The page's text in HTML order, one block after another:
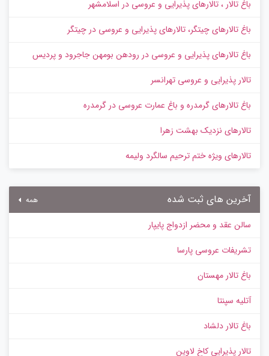
باغ تالار ، تالارهای پذیرایی و عروسی در اسلامشهر
باغ تالارهای چیتگر، تالارهای پذیرایی و عروسی در چیتگر
باغ تالارهای پذیرایی و عروسی در رودهن بومهن جاجرود و پردیس
تالار پذیرایی و عروسی تهرانسر
باغ تالارهای گرمدره و باغ عمارت عروسی در گرمدره
تالارهای نزدیک بهشت زهرا
تالارهای ویژه ختم ترحیم سالگرد ولیمه
آخرین های ثبت شده همه
سالن عقد و محضر ازدواج پایپار
تشریفات عروسی پارسا
باغ تالار مهستان
آتلیه سپنتا
باغ تالار دلشاد
تالار پذیرایی کاخ لاوین